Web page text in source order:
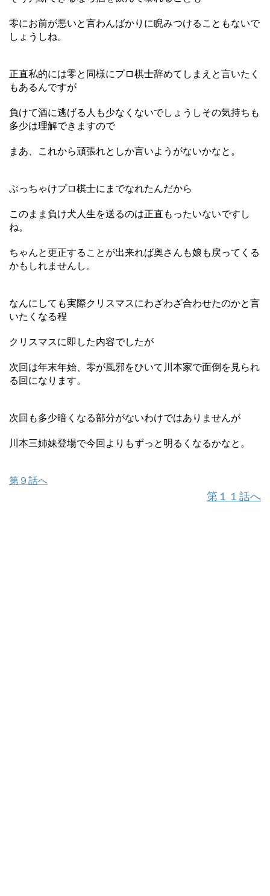
零にお前が悪いと言わんばかりに睨みつけることもないで
しょうしね。
正直私的には零と同様にプロ棋士辞めてしまえと言いたく
もあるんですが
負けて酒に逃げる人も少なくないでしょうしその気持ちも
多少は理解できますので
まあ、これから頑張れとしか言いようがないかなと。
ぶっちゃけプロ棋士にまでなれたんだから
このまま負け犬人生を送るのは正直もったいないですし
ね。
ちゃんと更正することが出来れば奥さんも娘も戻ってくる
かもしれませんし。
なんにしても実際クリスマスにわざわざ合わせたのかと言
いたくなる程
クリスマスに即した内容でしたが
次回は年末年始、零が風邪をひいて川本家で面倒を見られ
る回になります。
次回も多少暗くなる部分がないわけではありませんが
川本三姉妹登場で今回よりもずっと明るくなるかなと。
第９話へ
第１１話へ